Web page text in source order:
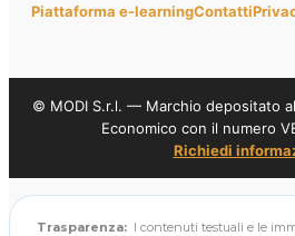
Piattaforma e-learningContatti
© MODI S.r.l. — Marchio depositato
Economico con il numero
Richiedi
Trasparenza: I contenuti testuali e le